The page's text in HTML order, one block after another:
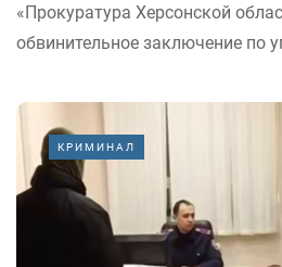
«Прокуратура Херсонской
обвинительное заключение по
КРИМИНАЛ